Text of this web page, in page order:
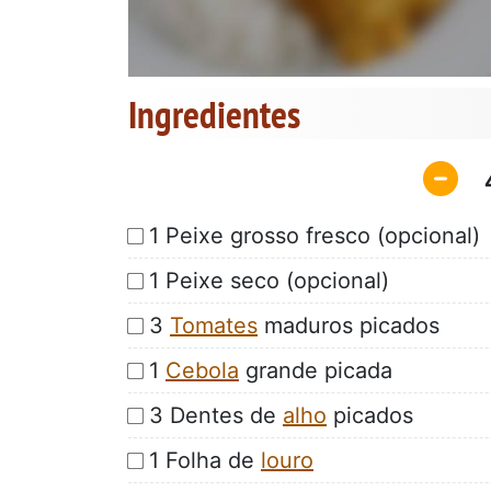
Ingredientes
1 Peixe grosso fresco (opcional)
1 Peixe seco (opcional)
3 Tomates maduros picados
1 Cebola grande picada
3 Dentes de alho picados
1 Folha de louro